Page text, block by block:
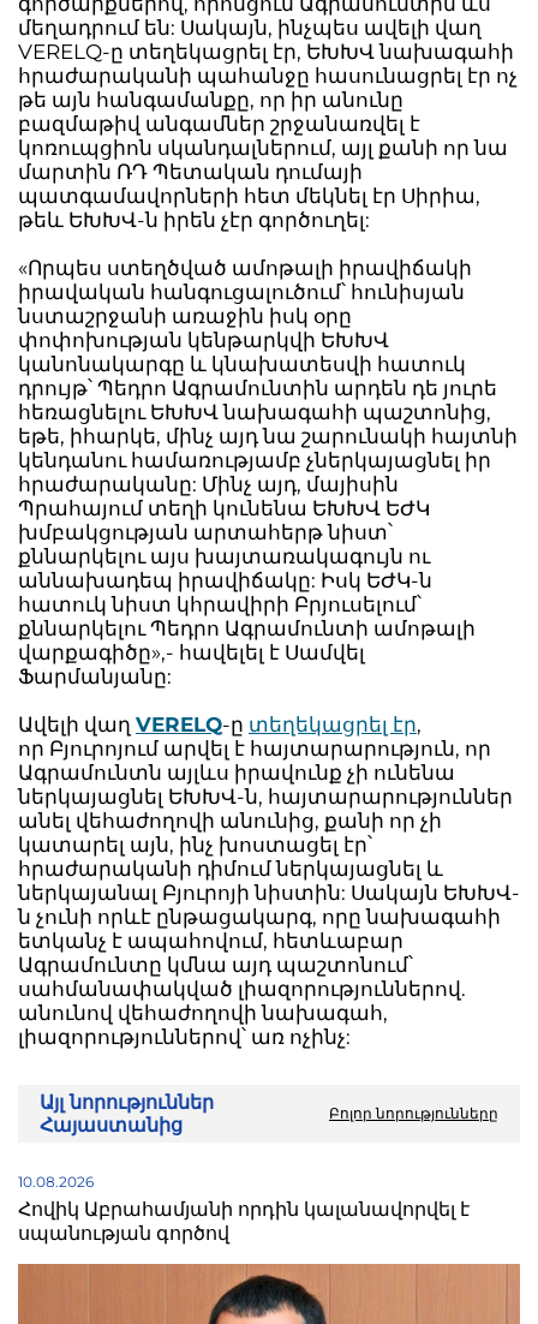
մեղադրում են: Սակայն, ինչպես ավելի վաղ
VERELQ-ը տեղեկացրել էր, ԵԽԽՎ նախագահի
հրաժարականի պահանջը հասունացրել էր ոչ
թե այն հանգամանքը, որ իր անունը
բազմաթիվ անգամներ շրջանառվել է
կոռուպցիոն սկանդալներում, այլ քանի որ նա
մարտին ՌԴ Պետական դումայի
պատգամավորների հետ մեկնել էր Սիրիա,
թեև ԵԽԽՎ-ն իրեն չէր գործուղել:
«Որպես ստեղծված ամոթալի իրավիճակի
իրավական հանգուցալուծում՝ հունիսյան
նստաշրջանի առաջին իսկ օրը
փոփոխության կենթարկվի ԵԽԽՎ
կանոնակարգը և կնախատեսվի հատուկ
դրույթ՝ Պեդրո Ագրամունտին արդեն դե յուրե
հեռացնելու ԵԽԽՎ նախագահի պաշտոնից,
եթե, իհարկե, մինչ այդ նա շարունակի հայտնի
կենդանու համառությամբ չներկայացնել իր
հրաժարականը: Մինչ այդ, մայիսին
Պրահայում տեղի կունենա ԵԽԽՎ ԵԺԿ
խմբակցության արտահերթ նիստ՝
քննարկելու այս խայտառակագույն ու
աննախադեպ իրավիճակը: Իսկ ԵԺԿ-ն
հատուկ նիստ կհրավիրի Բրյուսելում՝
քննարկելու Պեդրո Ագրամունտի ամոթալի
վարքագիծը»,- հավելել է Սամվել
Ֆարմանյանը:
Ավելի վաղ VERELQ-ը տեղեկացրել էր,
որ Բյուրոյում արվել է հայտարարություն, որ
Ագրամունտն այլևս իրավունք չի ունենա
ներկայացնել ԵԽԽՎ-ն, հայտարարություններ
անել վեհաժողովի անունից, քանի որ չի
կատարել այն, ինչ խոստացել էր՝
հրաժարականի դիմում ներկայացնել և
ներկայանալ Բյուրոյի նիստին: Սակայն ԵԽԽՎ-
ն չունի որևէ ընթացակարգ, որը նախագահի
ետկանչ է ապահովում, հետևաբար
Ագրամունտը կմնա այդ պաշտոնում՝
սահմանափակված լիազորություններով.
անունով վեհաժողովի նախագահ,
լիազորություններով՝ առ ոչինչ:
Այլ նորություններ
Հայաստանից
Բոլոր նորությունները
10.08.2026
Հովիկ Աբրահամյանի որդին կալանավորվել է
սպանության գործով